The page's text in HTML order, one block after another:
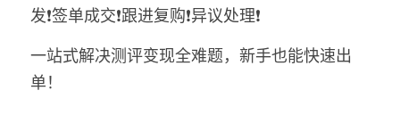
发❗签单成交❗跟进复购❗异议处理❗
一站式解决测评变现全难题，新手也能快速出
单！